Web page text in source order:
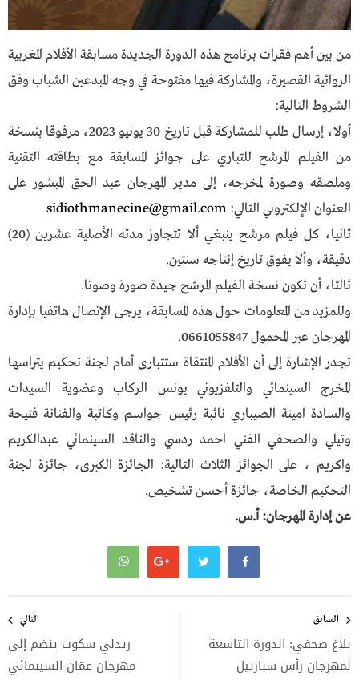
من بين أهم فقرات برنامج هذه الدورة الجديدة مسابقة الأفلام المغربية
الروائية القصيرة، والمشاركة فيها مفتوحة في وجه المبدعين الشباب وفق
الشروط التالية:
أولا، إرسال طلب للمشاركة قبل تاريخ 30 يونيو 2023، مرفوقا بنسخة
من الفيلم المرشح للتباري على جوائز المسابقة مع بطاقته التقنية
وملصقه وصورة لمخرجه، إلى مدير المهرجان عبد الحق المبشور على
العنوان الإلكتروني التالي: sidiothmanecine@gmail.com
ثانيا، كل فيلم مرشح ينبغي ألا تتجاوز مدته الأصلية عشرين (20)
دقيقة، وألا يفوق تاريخ إنتاجه سنتين.
ثالثا، أن تكون نسخة الفيلم المرشح جيدة صورة وصوتا.
وللمزيد من المعلومات حول هذه المسابقة، يرجى الإتصال هاتفيا بإدارة
المهرجان عبر المحمول 0661055847.
تجدر الإشارة إلى أن الأفلام المنتقاة ستتبارى أمام لجنة تحكيم يتراسها
المخرج السينمائي والتلفزيوني يونس الركاب وعضوية السيدات
والسادة امينة الصيباري نائبة رئيس جواسم وكاتبة والفنانة فتيحة
وتيلي والصحفي الفني احمد ردسي والناقد السينمائي عبدالكريم
واكريم ، على الجوائز الثلاث التالية: الجائزة الكبرى، جائزة لجنة
التحكيم الخاصة، جائزة أحسن تشخيص.
عن إدارة المهرجان: أ.س.
المقالات
السابق
بلاغ صحفي: الدورة التاسعة
لمهرجان رأس سبارتيل
التالي
ريدلي سكوت ينضم إلى
مهرجان عمّان السينمائي